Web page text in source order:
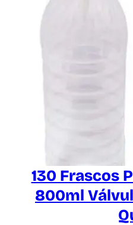
130 Frascos
800ml